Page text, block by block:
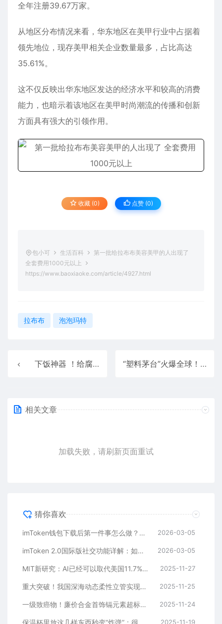
全年注册39.67万家。
从地区分布情况来看，华东地区在美甲行业中占据着
领先地位，现存美甲相关企业数量最多，占比高达
35.61%。
这不仅反映出华东地区发达的经济水平和较高的消费
能力，也暗示着该地区在美甲时尚潮流的传播和创新
方面具有强大的引领作用。
收藏 (0) 点赞 (0)
包小可 生活百科
第一批给拉布布美容美甲的人出现了
全套费用1000元以上
https://www.baoxiaoke.com/article/4927.html
拉布布 泡泡玛特
下饭神器 ！给腐乳正名：它可不是致癌毒物 “塑料茅台”火爆全球！泡泡玛特Labubu是怎么做出来的
相关文章
加载失败，请刷新页面重试
猜你喜欢
imToken钱包下载后第一件事怎么做？安全备份助记词是关键 2026-03-05
imToken 2.0国际版社交功能详解：如何通过好友找回钱包？ 2026-03-05
MIT新研究：AI已经可以取代美国11.7%劳动力 2025-11-27
重大突破！我国深海动态柔性立管实现自主化生产 2025-11-25
一级致癌物！廉价合金首饰镉元素超标9000多倍 2025-11-24
2025-11-19